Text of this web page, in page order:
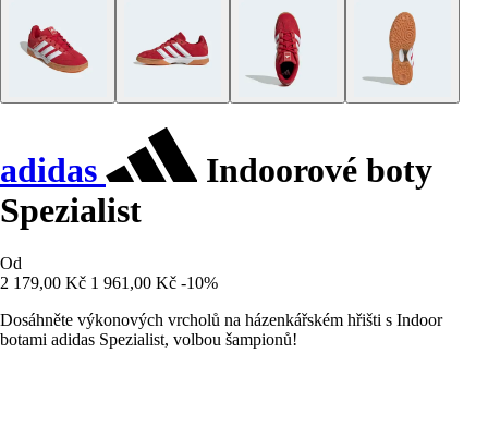
adidas
Indoorové boty
Spezialist
Od
2 179,00 Kč 1 961,00 Kč -10%
Dosáhněte výkonových vrcholů na házenkářském hřišti s Indoor
botami adidas Spezialist, volbou šampionů!